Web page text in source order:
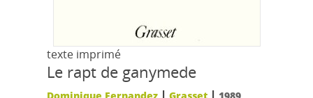
texte imprimé
Le rapt de ganymede